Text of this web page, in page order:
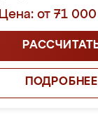
Цена: от 71 000
ПОДРОБНЕЕ